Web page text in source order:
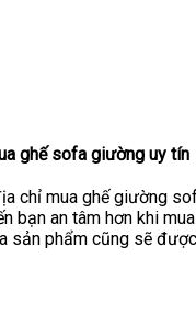
ghế sofa giường uy tín
chỉ mua ghế giường
bạn an tâm hơn khi
sản phẩm cũng sẽ